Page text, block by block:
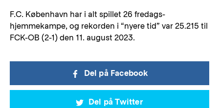
F.C. København har i alt spillet 26 fredags-
hjemmekampe, og rekorden i “nyere tid” var 25.215 til
FCK-OB (2-1) den 11. august 2023.
Del på Facebook
Del på Twitter